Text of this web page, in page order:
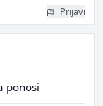
Prijavi
ponosi